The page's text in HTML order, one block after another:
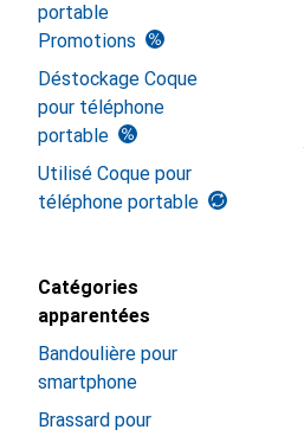
portable
Promotions
Déstockage Coque
pour téléphone
portable
Utilisé Coque pour
téléphone portable
Catégories
apparentées
Bandoulière pour
smartphone
Brassard pour